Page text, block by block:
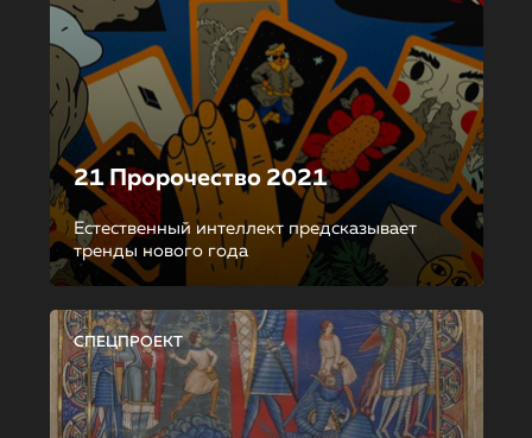
21 Пророчество 2021
Естественный интеллект предсказывает
тренды нового года
СПЕЦПРОЕКТ